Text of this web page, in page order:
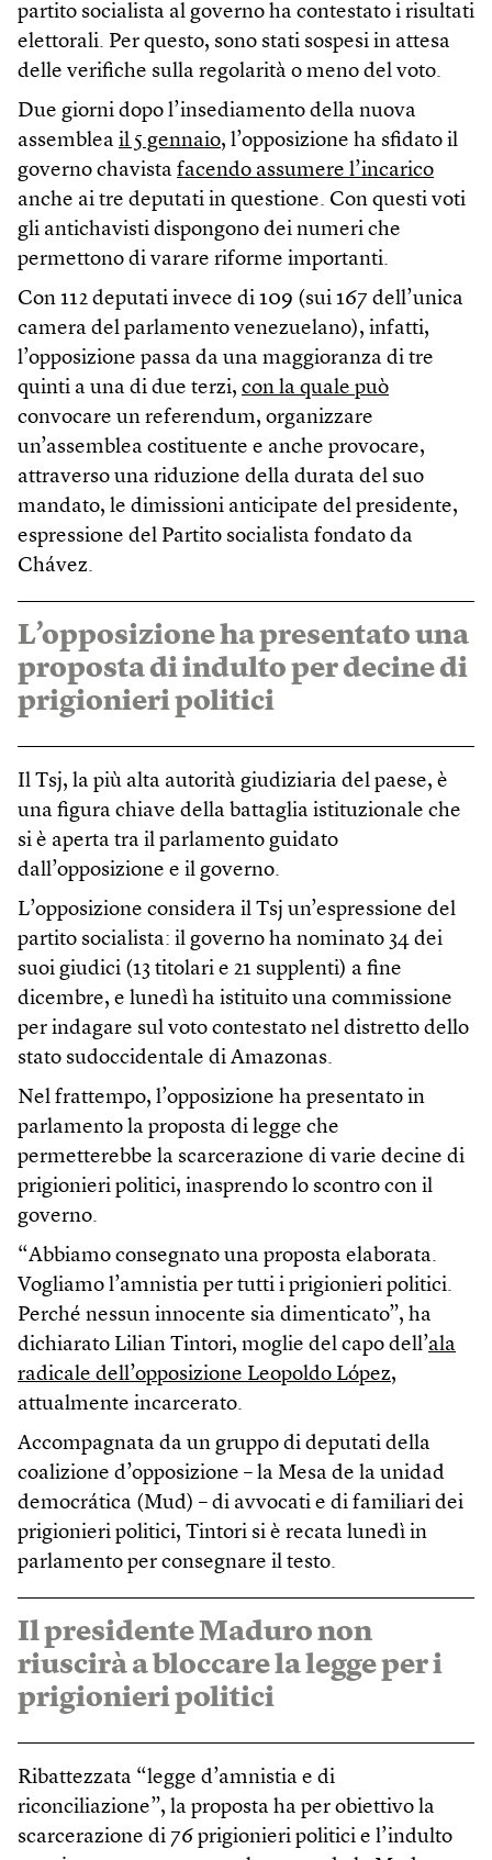
partito socialista al governo ha contestato i risultati
elettorali. Per questo, sono stati sospesi in attesa
delle verifiche sulla regolarità o meno del voto.
Due giorni dopo l’insediamento della nuova
assemblea il 5 gennaio, l’opposizione ha sfidato il
governo chavista facendo assumere l’incarico
anche ai tre deputati in questione. Con questi voti
gli antichavisti dispongono dei numeri che
permettono di varare riforme importanti.
Con 112 deputati invece di 109 (sui 167 dell’unica
camera del parlamento venezuelano), infatti,
l’opposizione passa da una maggioranza di tre
quinti a una di due terzi, con la quale può
convocare un referendum, organizzare
un’assemblea costituente e anche provocare,
attraverso una riduzione della durata del suo
mandato, le dimissioni anticipate del presidente,
espressione del Partito socialista fondato da
Chávez.
L’opposizione ha presentato una
proposta di indulto per decine di
prigionieri politici
Il Tsj, la più alta autorità giudiziaria del paese, è
una figura chiave della battaglia istituzionale che
si è aperta tra il parlamento guidato
dall’opposizione e il governo.
L’opposizione considera il Tsj un’espressione del
partito socialista: il governo ha nominato 34 dei
suoi giudici (13 titolari e 21 supplenti) a fine
dicembre, e lunedì ha istituito una commissione
per indagare sul voto contestato nel distretto dello
stato sudoccidentale di Amazonas.
Nel frattempo, l’opposizione ha presentato in
parlamento la proposta di legge che
permetterebbe la scarcerazione di varie decine di
prigionieri politici, inasprendo lo scontro con il
governo.
“Abbiamo consegnato una proposta elaborata.
Vogliamo l’amnistia per tutti i prigionieri politici.
Perché nessun innocente sia dimenticato”, ha
dichiarato Lilian Tintori, moglie del capo dell’ala
radicale dell’opposizione Leopoldo López,
attualmente incarcerato.
Accompagnata da un gruppo di deputati della
coalizione d’opposizione – la Mesa de la unidad
democrática (Mud) – di avvocati e di familiari dei
prigionieri politici, Tintori si è recata lunedì in
parlamento per consegnare il testo.
Il presidente Maduro non
riuscirà a bloccare la legge per i
prigionieri politici
Ribattezzata “legge d’amnistia e di
riconciliazione”, la proposta ha per obiettivo la
scarcerazione di 76 prigionieri politici e l’indulto